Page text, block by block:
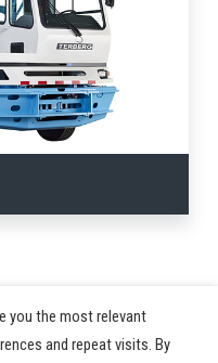
you the most relevant
and repeat visits. By